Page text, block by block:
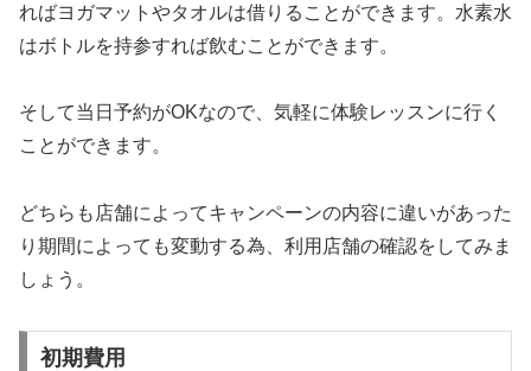
ればヨガマットやタオルは借りることができます。水素水
はボトルを持参すれば飲むことができます。
そして当日予約がOKなので、気軽に体験レッスンに行く
ことができます。
どちらも店舗によってキャンペーンの内容に違いがあった
り期間によっても変動する為、利用店舗の確認をしてみま
しょう。
初期費用